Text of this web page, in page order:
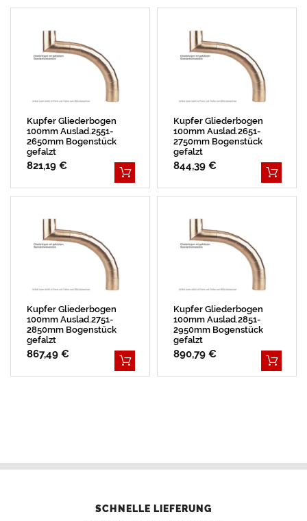
Kupfer Gliederbogen
100mm Auslad.2551-
2650mm Bogenstück
gefalzt
821,19 €
Kupfer Gliederbogen
100mm Auslad.2651-
2750mm Bogenstück
gefalzt
844,39 €
Kupfer Gliederbogen
100mm Auslad.2751-
2850mm Bogenstück
gefalzt
867,49 €
Kupfer Gliederbogen
100mm Auslad.2851-
2950mm Bogenstück
gefalzt
890,79 €
SCHNELLE LIEFERUNG